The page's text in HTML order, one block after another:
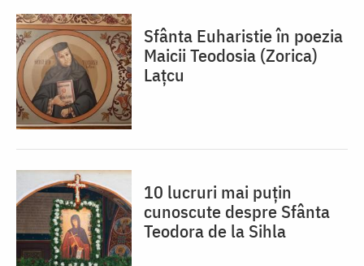
Sfânta Euharistie în poezia
Maicii Teodosia (Zorica)
Lațcu
10 lucruri mai puțin
cunoscute despre Sfânta
Teodora de la Sihla